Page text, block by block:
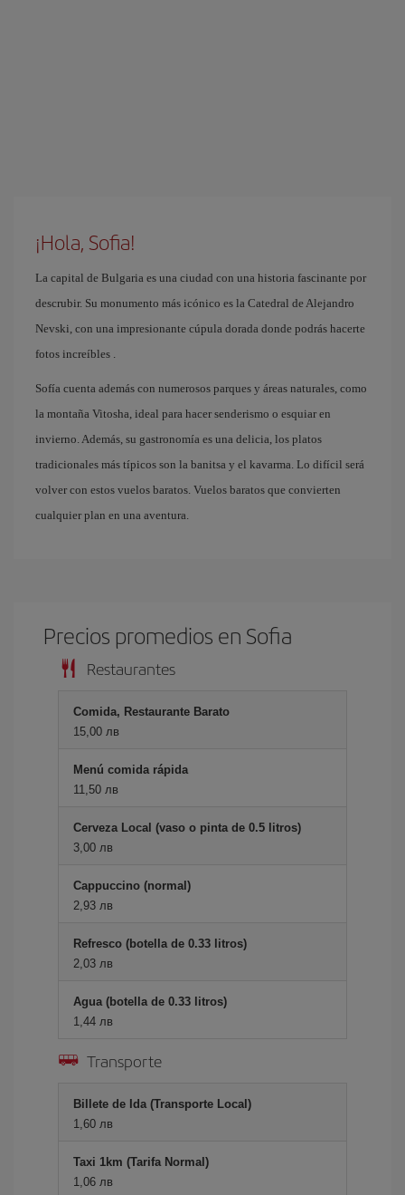
¡Hola, Sofia!
La capital de Bulgaria es una ciudad con una historia fascinante por
descrubir. Su monumento más icónico es la Catedral de Alejandro
Nevski, con una impresionante cúpula dorada donde podrás hacerte
fotos increíbles .
Sofía cuenta además con numerosos parques y áreas naturales, como
la montaña Vitosha, ideal para hacer senderismo o esquiar en
invierno. Además, su gastronomía es una delicia, los platos
tradicionales más típicos son la banitsa y el kavarma. Lo difícil será
volver con estos vuelos baratos. Vuelos baratos que convierten
cualquier plan en una aventura.
Precios promedios en Sofia
Restaurantes
Comida, Restaurante Barato
15,00 лв
Menú comida rápida
11,50 лв
Cerveza Local (vaso o pinta de 0.5 litros)
3,00 лв
Cappuccino (normal)
2,93 лв
Refresco (botella de 0.33 litros)
2,03 лв
Agua (botella de 0.33 litros)
1,44 лв
Transporte
Billete de Ida (Transporte Local)
1,60 лв
Taxi 1km (Tarifa Normal)
1,06 лв